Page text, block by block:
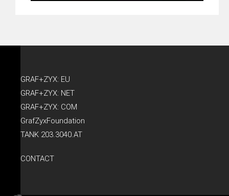
GRAF+ZYX: EU
GRAF+ZYX: NET
GRAF+ZYX: COM
GrafZyxFoundation
TANK 203.3040.AT
CONTACT